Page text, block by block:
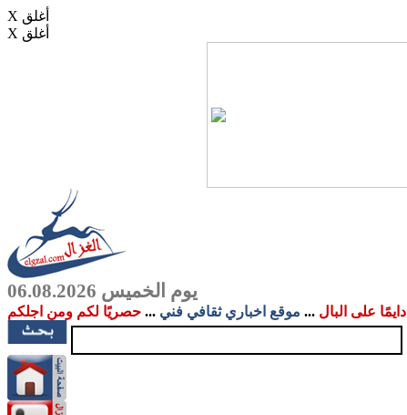
X أغلق
X أغلق
يوم الخميس 06.08.2026
دايمًا على البال ... موقع اخباري ثقافي فني ... حصريًا لكم ومن اجلكم